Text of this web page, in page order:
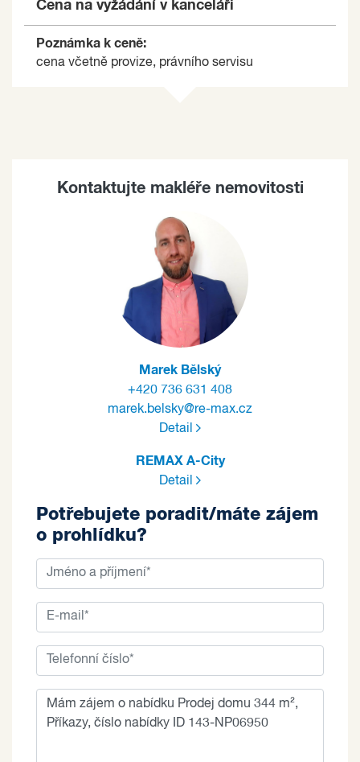
Cena na vyžádání v kanceláři
Poznámka k ceně:
cena včetně provize, právního servisu
Kontaktujte makléře nemovitosti
Marek Bělský
+420 736 631 408
marek.belsky@re-max.cz
Detail
REMAX A-City
Detail
Potřebujete poradit/máte zájem
o prohlídku?